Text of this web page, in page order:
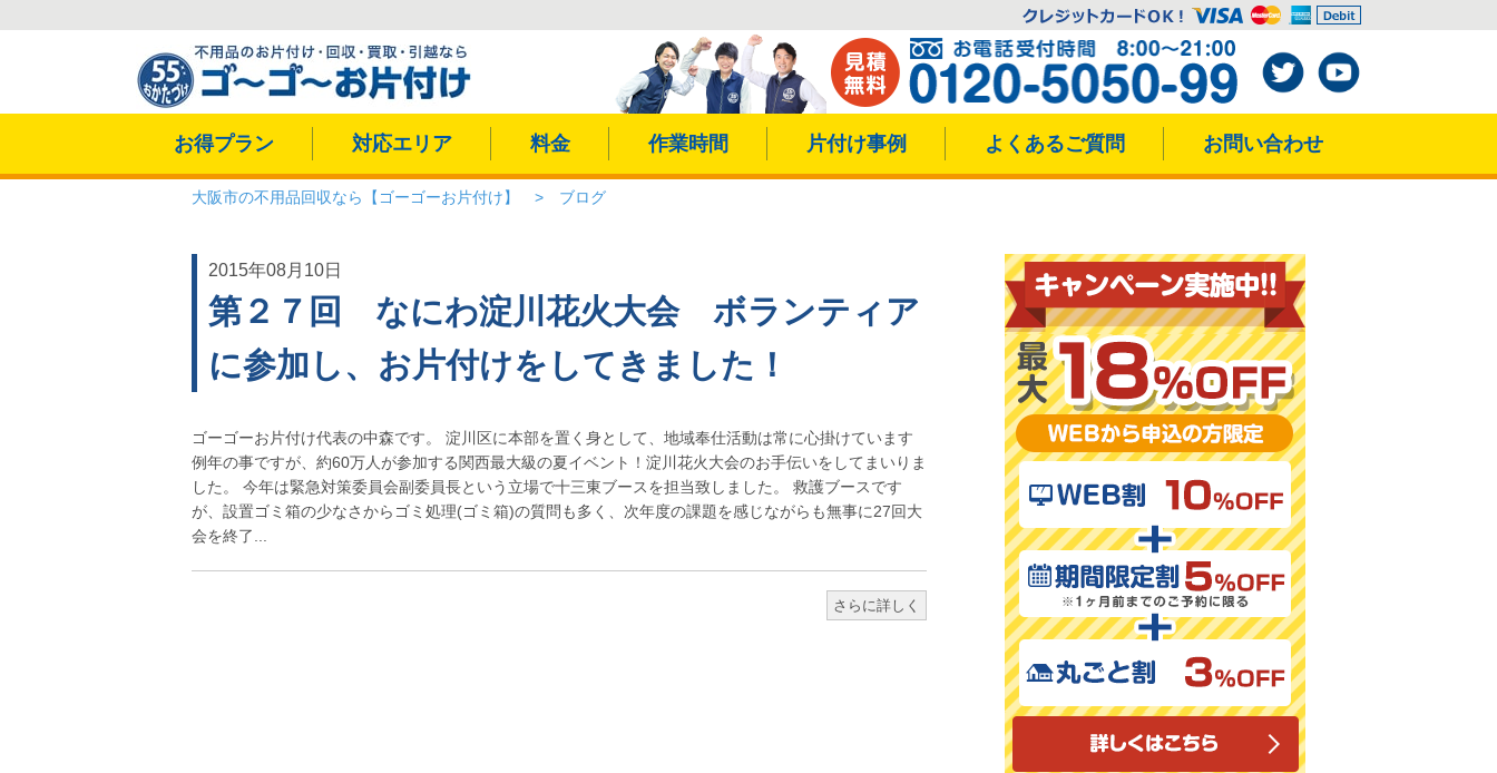
お得プラン 対応エリア 料金 作業時間 片付け事例 よくあるご質問 お問い合わせ
大阪市の不用品回収なら【ゴーゴーお片付け】 > ブログ
2015年08月10日
第２７回 なにわ淀川花火大会 ボランティア
に参加し、お片付けをしてきました！
ゴーゴーお片付け代表の中森です。 淀川区に本部を置く身として、地域奉仕活動は常に心掛けています
例年の事ですが、約60万人が参加する関西最大級の夏イベント！淀川花火大会のお手伝いをしてまいりま
した。 今年は緊急対策委員会副委員長という立場で十三東ブースを担当致しました。 救護ブースです
が、設置ゴミ箱の少なさからゴミ処理(ゴミ箱)の質問も多く、次年度の課題を感じながらも無事に27回大
会を終了...
さらに詳しく